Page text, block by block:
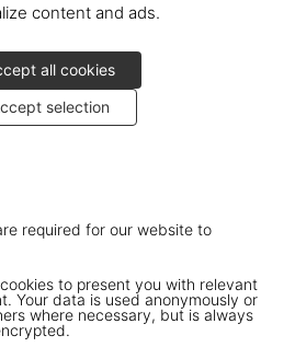
content and ads.
all cookies
selection
required for our website to
to present you with relevant
Your data is used anonymously or
where necessary, but is always
1/9